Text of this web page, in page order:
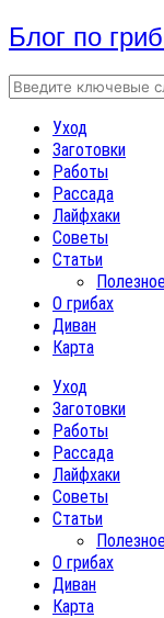
Блог по
Уход
Заготовки
Работы
Рассада
Лайфхаки
Советы
Статьи
О грибах
Диван
Карта
Уход
Заготовки
Работы
Рассада
Лайфхаки
Советы
Статьи
О грибах
Диван
Карта